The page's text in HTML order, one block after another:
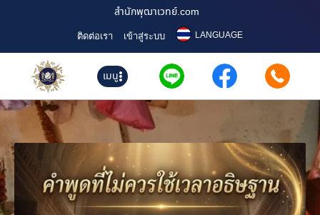
สำนักพุฒาเวทย์.com
ติดต่อเรา เข้าสู่ระบบ LANGUAGE
เมนู